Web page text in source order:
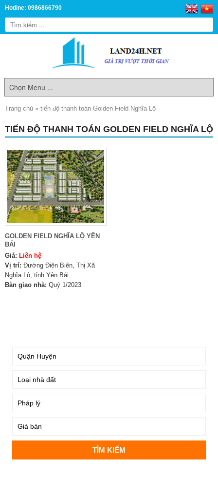
Hotline: 0986866790
Trang chủ » tiến độ thanh toán Golden Field Nghĩa Lộ
TIẾN ĐỘ THANH TOÁN GOLDEN FIELD NGHĨA LỘ
GOLDEN FIELD NGHĨA LỘ YÊN
BÁI
Giá: Liên hệ
Vị trí: Đường Điện Biên, Thị Xã
Nghĩa Lộ, tỉnh Yên Bái
Bàn giao nhà: Quý 1/2023